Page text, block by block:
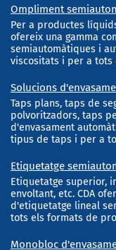
Ompliment
Per a productes
ofereix una gamma
semiautomàtiques i
viscositats i per a tots
Solucions
Taps plans, taps de
polvoritzadors, taps
d'envasament
tipus de taps i per a
Etiquetatge
Etiquetatge superior,
envoltant, etc. CDA
d'etiquetatge lineal
tots els formats de
Monobloc